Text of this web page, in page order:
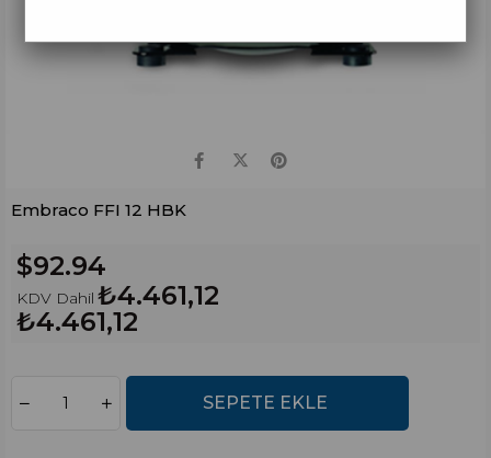
Embraco FFI 12 HBK
$92.94
KDV Dahil ₺4.461,12
₺4.461,12